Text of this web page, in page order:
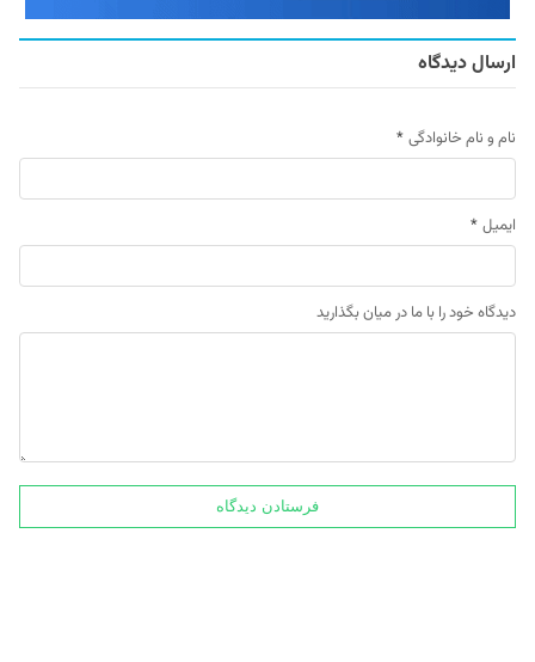
ارسال دیدگاه
نام و نام خانوادگی *
ایمیل *
دیدگاه خود را با ما در میان بگذارید